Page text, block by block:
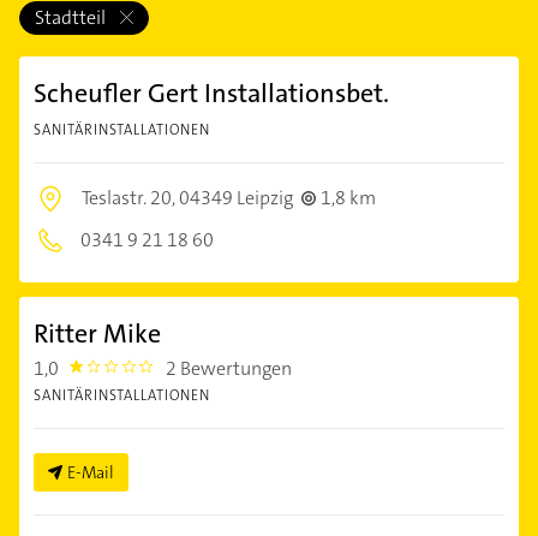
Stadtteil
Scheufler Gert Installationsbet.
SANITÄRINSTALLATIONEN
Teslastr. 20,04349 Leipzig
1,8 km
0341 9 21 18 60
Ritter Mike
1,0 1.0 2 Bewertungen
SANITÄRINSTALLATIONEN
E-Mail